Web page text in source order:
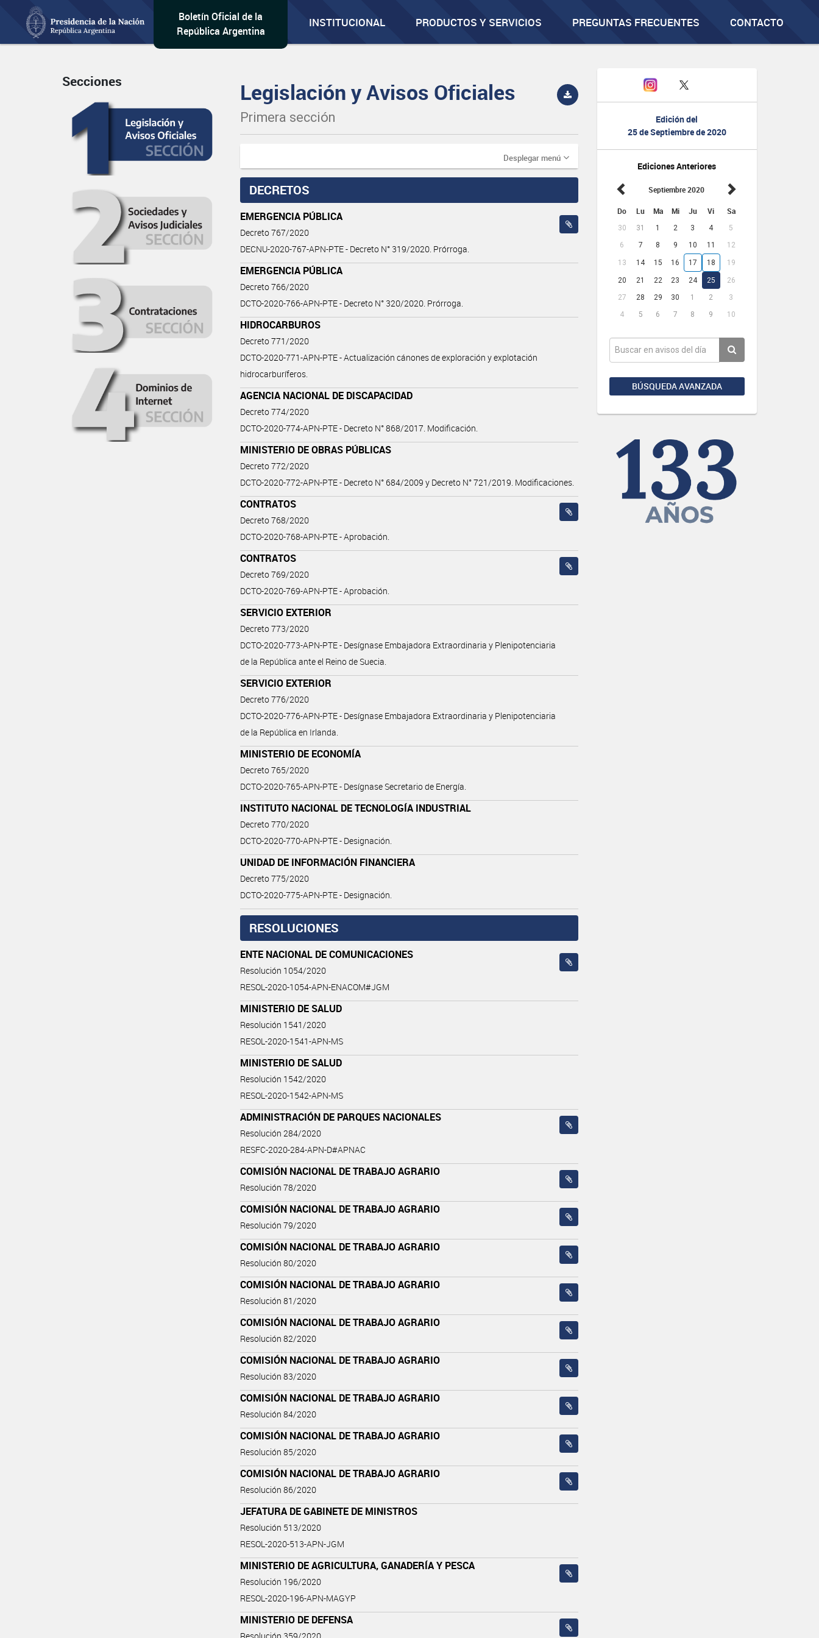
Boletín Oficial de la
República Argentina
INSTITUCIONAL PRODUCTOS Y SERVICIOS PREGUNTAS FRECUENTES CONTACTO
Edición del
25 de Septiembre de 2020
Ediciones Anteriores
Septiembre 2020
Do Lu Ma Mi Ju Vi Sa
30 31 1 2 3 4
5
6
7 8 9 10 11 12
13 14 15 16 17 18 19
20 21 22 23 24 25
26
27
28 29 30 1 2
3
4
5 6 7 8 9 10
BÚSQUEDA AVANZADA
Secciones Legislación y Avisos Oficiales
Primera sección
Desplegar menú
DECRETOS
EMERGENCIA PÚBLICA
Decreto 767/2020
DECNU-2020-767-APN-PTE - Decreto N° 319/2020. Prórroga.
EMERGENCIA PÚBLICA
Decreto 766/2020
DCTO-2020-766-APN-PTE - Decreto N° 320/2020. Prórroga.
HIDROCARBUROS
Decreto 771/2020
DCTO-2020-771-APN-PTE - Actualización cánones de exploración y explotación
hidrocarburíferos.
AGENCIA NACIONAL DE DISCAPACIDAD
Decreto 774/2020
DCTO-2020-774-APN-PTE - Decreto N° 868/2017. Modificación.
MINISTERIO DE OBRAS PÚBLICAS
Decreto 772/2020
DCTO-2020-772-APN-PTE - Decreto N° 684/2009 y Decreto N° 721/2019. Modificaciones.
CONTRATOS
Decreto 768/2020
DCTO-2020-768-APN-PTE - Aprobación.
CONTRATOS
Decreto 769/2020
DCTO-2020-769-APN-PTE - Aprobación.
SERVICIO EXTERIOR
Decreto 773/2020
DCTO-2020-773-APN-PTE - Desígnase Embajadora Extraordinaria y Plenipotenciaria
de la República ante el Reino de Suecia.
SERVICIO EXTERIOR
Decreto 776/2020
DCTO-2020-776-APN-PTE - Desígnase Embajadora Extraordinaria y Plenipotenciaria
de la República en Irlanda.
MINISTERIO DE ECONOMÍA
Decreto 765/2020
DCTO-2020-765-APN-PTE - Desígnase Secretario de Energía.
INSTITUTO NACIONAL DE TECNOLOGÍA INDUSTRIAL
Decreto 770/2020
DCTO-2020-770-APN-PTE - Designación.
UNIDAD DE INFORMACIÓN FINANCIERA
Decreto 775/2020
DCTO-2020-775-APN-PTE - Designación.
RESOLUCIONES
ENTE NACIONAL DE COMUNICACIONES
Resolución 1054/2020
RESOL-2020-1054-APN-ENACOM#JGM
MINISTERIO DE SALUD
Resolución 1541/2020
RESOL-2020-1541-APN-MS
MINISTERIO DE SALUD
Resolución 1542/2020
RESOL-2020-1542-APN-MS
ADMINISTRACIÓN DE PARQUES NACIONALES
Resolución 284/2020
RESFC-2020-284-APN-D#APNAC
COMISIÓN NACIONAL DE TRABAJO AGRARIO
Resolución 78/2020
COMISIÓN NACIONAL DE TRABAJO AGRARIO
Resolución 79/2020
COMISIÓN NACIONAL DE TRABAJO AGRARIO
Resolución 80/2020
COMISIÓN NACIONAL DE TRABAJO AGRARIO
Resolución 81/2020
COMISIÓN NACIONAL DE TRABAJO AGRARIO
Resolución 82/2020
COMISIÓN NACIONAL DE TRABAJO AGRARIO
Resolución 83/2020
COMISIÓN NACIONAL DE TRABAJO AGRARIO
Resolución 84/2020
COMISIÓN NACIONAL DE TRABAJO AGRARIO
Resolución 85/2020
COMISIÓN NACIONAL DE TRABAJO AGRARIO
Resolución 86/2020
JEFATURA DE GABINETE DE MINISTROS
Resolución 513/2020
RESOL-2020-513-APN-JGM
MINISTERIO DE AGRICULTURA, GANADERÍA Y PESCA
Resolución 196/2020
RESOL-2020-196-APN-MAGYP
MINISTERIO DE DEFENSA